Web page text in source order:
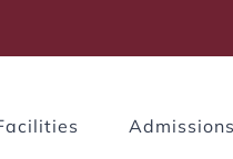
Admissions